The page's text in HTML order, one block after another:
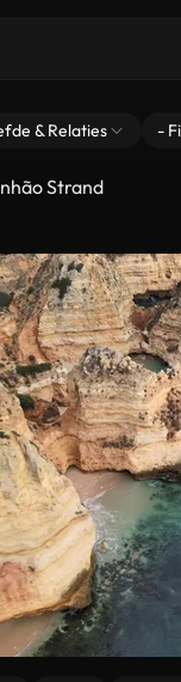
& Relaties -
Strand